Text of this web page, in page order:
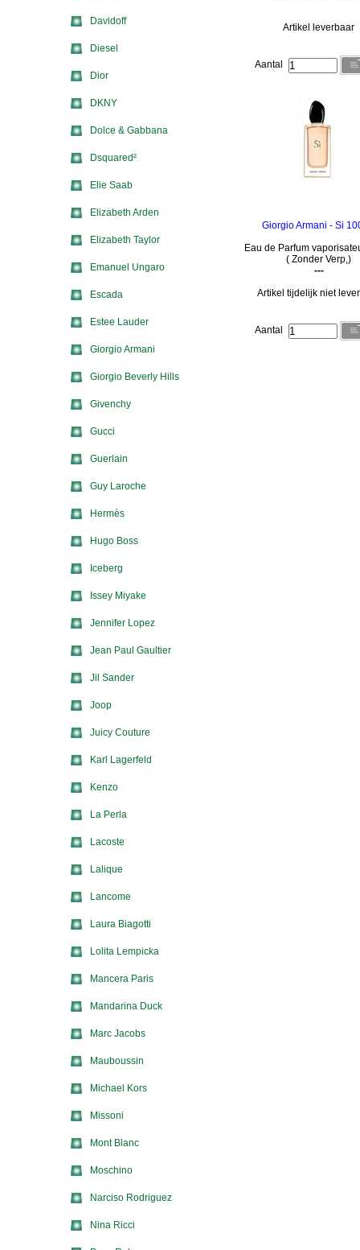
Davidoff
Diesel
Dior
DKNY
Dolce & Gabbana
Dsquared²
Elie Saab
Elizabeth Arden
Elizabeth Taylor
Emanuel Ungaro
Escada
Estee Lauder
Giorgio Armani
Giorgio Beverly Hills
Givenchy
Gucci
Guerlain
Guy Laroche
Hermès
Hugo Boss
Iceberg
Issey Miyake
Jennifer Lopez
Jean Paul Gaultier
Jil Sander
Joop
Juicy Couture
Karl Lagerfeld
Kenzo
La Perla
Lacoste
Lalique
Lancome
Laura Biagotti
Lolita Lempicka
Mancera Paris
Mandarina Duck
Marc Jacobs
Mauboussin
Michael Kors
Missoni
Mont Blanc
Moschino
Narciso Rodriguez
Nina Ricci
Artikel leverbaar
Aantal
Giorgio Armani - Si
Eau de Parfum
( Zonder Verp,)
---
Artikel tijdelijk niet
Aantal